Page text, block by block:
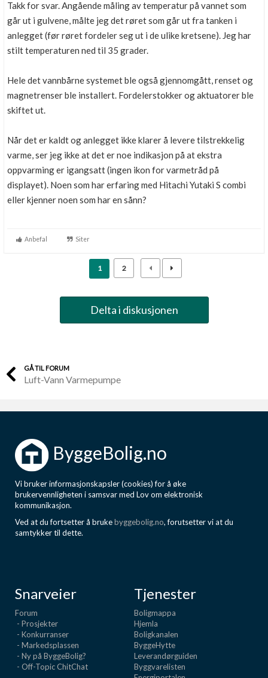
Takk for svar. Angående måling av temperatur på vannet som
går ut i gulvene, målte jeg det røret som går ut fra tanken i
anlegget (før røret fordeler seg ut i de ulike kretsene). Jeg har
stilt temperaturen ned til 35 grader.
Hele det vannbårne systemet ble også gjennomgått, renset og
magnetrenser ble installert. Fordelerstokker og aktuatorer ble
skiftet ut.
Når det er kaldt og anlegget ikke klarer å levere tilstrekkelig
varme, ser jeg ikke at det er noe indikasjon på at ekstra
oppvarming er igangsatt (ingen ikon for varmetråd på
displayet). Noen som har erfaring med Hitachi Yutaki S combi
eller kjenner noen som har en sånn?
Anbefal Siter
1 2
Delta i diskusjonen
GÅ TIL FORUM
Luft-Vann Varmepumpe
ByggeBolig.no
Vi bruker informasjonskapsler (cookies) for å øke
brukervennligheten i samsvar med Lov om elektronisk
kommunikasjon.
Ved at du fortsetter å brukebyggebolig.no, forutsetter vi at du
samtykker til dette.
Snarveier
Forum
- Prosjekter
- Konkurranser
- Markedsplassen
- Ny på ByggeBolig?
- Off-Topic ChitChat
Tjenester
Boligmappa
Hjemla
Boligkanalen
ByggeHytte
Leverandørguiden
Byggvarelisten